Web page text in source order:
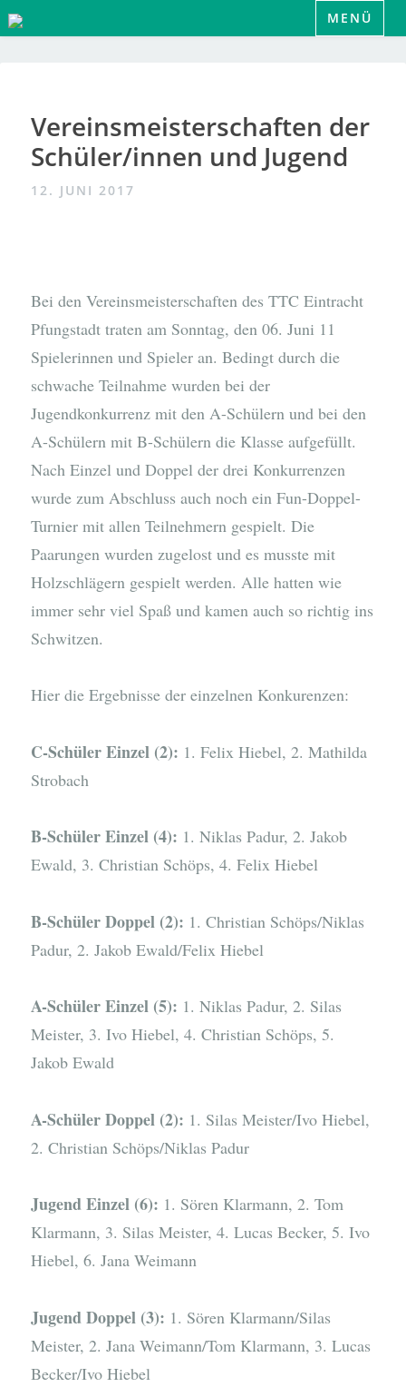
Zum
Inhalt
MENÜ
Vereinsmeisterschaften der
Schüler/innen und Jugend
12. JUNI 2017
Bei den Vereinsmeisterschaften des TTC Eintracht
Pfungstadt traten am Sonntag, den 06. Juni 11
Spielerinnen und Spieler an. Bedingt durch die
schwache Teilnahme wurden bei der
Jugendkonkurrenz mit den A-Schülern und bei den
A-Schülern mit B-Schülern die Klasse aufgefüllt.
Nach Einzel und Doppel der drei Konkurrenzen
wurde zum Abschluss auch noch ein Fun-Doppel-
Turnier mit allen Teilnehmern gespielt. Die
Paarungen wurden zugelost und es musste mit
Holzschlägern gespielt werden. Alle hatten wie
immer sehr viel Spaß und kamen auch so richtig ins
Schwitzen.
Hier die Ergebnisse der einzelnen Konkurenzen:
C-Schüler Einzel (2): 1. Felix Hiebel, 2. Mathilda
Strobach
B-Schüler Einzel (4): 1. Niklas Padur, 2. Jakob
Ewald, 3. Christian Schöps, 4. Felix Hiebel
B-Schüler Doppel (2): 1. Christian Schöps/Niklas
Padur, 2. Jakob Ewald/Felix Hiebel
A-Schüler Einzel (5): 1. Niklas Padur, 2. Silas
Meister, 3. Ivo Hiebel, 4. Christian Schöps, 5.
Jakob Ewald
A-Schüler Doppel (2): 1. Silas Meister/Ivo Hiebel,
2. Christian Schöps/Niklas Padur
Jugend Einzel (6): 1. Sören Klarmann, 2. Tom
Klarmann, 3. Silas Meister, 4. Lucas Becker, 5. Ivo
Hiebel, 6. Jana Weimann
Jugend Doppel (3): 1. Sören Klarmann/Silas
Meister, 2. Jana Weimann/Tom Klarmann, 3. Lucas
Becker/Ivo Hiebel